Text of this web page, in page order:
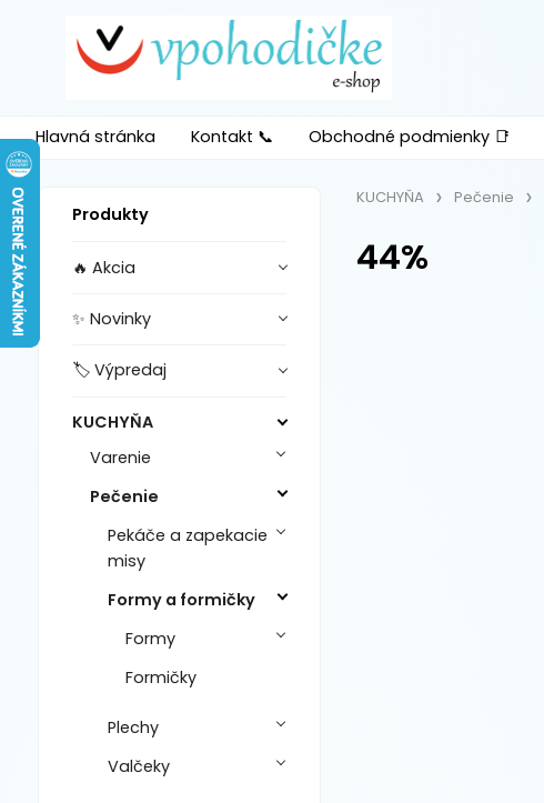
Hlavná stránka Kontakt 📞 Obchodné podmienky 📑
Produkty
🔥 Akcia
✨ Novinky
🏷️ Výpredaj
KUCHYŇA
Varenie
Pečenie
Pekáče a zapekacie
misy
Formy a formičky
Formy
Formičky
Plechy
Valčeky
KUCHYŇA Pečenie
44%